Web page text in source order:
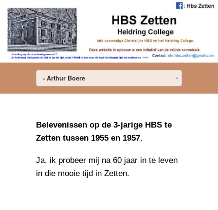
- Arthur Boere
Belevenissen op de 3-jarige HBS te
Zetten tussen 1955 en 1957.
Ja, ik probeer mij na 60 jaar in te leven
in die mooie tijd in Zetten.